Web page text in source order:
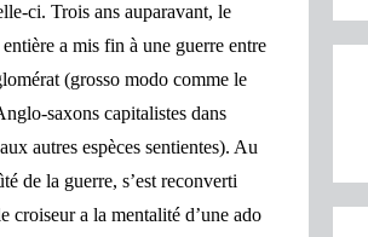
ci. Trois ans auparavant, le
a mis fin à une guerre entre
(grosso modo comme le
saxons capitalistes dans
autres espèces sentientes). Au
de la guerre, s’est reconverti
croiseur a la mentalité d’une ado